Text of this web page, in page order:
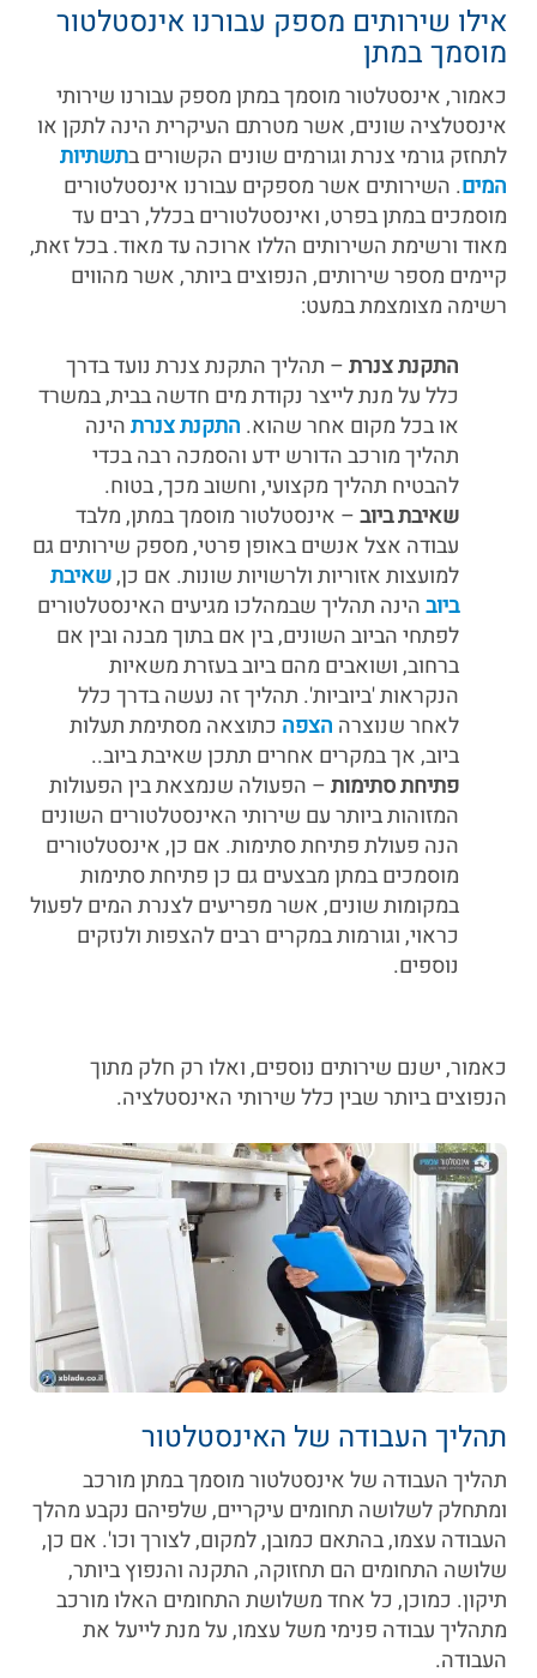
אילו שירותים מספק עבורנו אינסטלטור
מוסמך במתן
כאמור, אינסטלטור מוסמך במתן מספק עבורנו שירותי
אינסטלציה שונים, אשר מטרתם העיקרית הינה לתקן או
לתחזק גורמי צנרת וגורמים שונים הקשורים בתשתיות
המים. השירותים אשר מספקים עבורנו אינסטלטורים
מוסמכים במתן בפרט, ואינסטלטורים בכלל, רבים עד
מאוד ורשימת השירותים הללו ארוכה עד מאוד. בכל זאת,
קיימים מספר שירותים, הנפוצים ביותר, אשר מהווים
רשימה מצומצמת במעט:
התקנת צנרת– תהליך התקנת צנרת נועד בדרך
כלל על מנת לייצר נקודת מים חדשה בבית, במשרד
או בכל מקום אחר שהוא. התקנת צנרתהינה
תהליך מורכב הדורש ידע והסמכה רבה בכדי
להבטיח תהליך מקצועי, וחשוב מכך, בטוח.
שאיבת ביוב– אינסטלטור מוסמך במתן, מלבד
עבודה אצל אנשים באופן פרטי, מספק שירותים גם
למועצות אזוריות ולרשויות שונות. אם כן,שאיבת
ביובהינה תהליך שבמהלכו מגיעים האינסטלטורים
לפתחי הביוב השונים, בין אם בתוך מבנה ובין אם
ברחוב, ושואבים מהם ביוב בעזרת משאיות
הנקראות 'ביוביות'. תהליך זה נעשה בדרך כלל
לאחר שנוצרה הצפה כתוצאה מסתימת תעלות
ביוב, אך במקרים אחרים תתכן שאיבת ביוב..
פתיחת סתימות– הפעולה שנמצאת בין הפעולות
המזוהות ביותר עם שירותי האינסטלטורים השונים
הנה פעולת פתיחת סתימות. אם כן, אינסטלטורים
מוסמכים במתן מבצעים גם כן פתיחת סתימות
במקומות שונים, אשר מפריעים לצנרת המים לפעול
כראוי, וגורמות במקרים רבים להצפות ולנזקים
נוספים.
כאמור, ישנם שירותים נוספים, ואלו רק חלק מתוך
הנפוצים ביותר שבין כלל שירותי האינסטלציה.
תהליך העבודה של האינסטלטור
תהליך העבודה של אינסטלטור מוסמך במתן מורכב
ומתחלק לשלושה תחומים עיקריים, שלפיהם נקבע מהלך
העבודה עצמו, בהתאם כמובן, למקום, לצורך וכו'. אם כן,
שלושה התחומים הם תחזוקה, התקנה והנפוץ ביותר,
תיקון. כמוכן, כל אחד משלושת התחומים האלו מורכב
מתהליך עבודה פנימי משל עצמו, על מנת לייעל את
העבודה.